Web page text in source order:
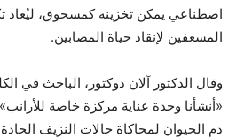
اصطناعي يمكن تخزينه كمسحوق، ليُعاد
المسعفين لإنقاذ حياة المصابين.
وقال الدكتور آلان دوكتور، الباحث في
«أنشأنا وحدة عناية مركزة خاصة
دم الحيوان لمحاكاة حالات النزيف